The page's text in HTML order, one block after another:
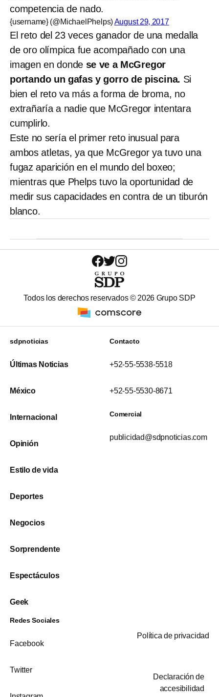
competencia de nado.
{username} (@MichaelPhelps)August 29, 2017
El reto del 23 veces ganador de una medalla
de oro olímpica fue acompañado con una
imagen en donde se ve a McGregor
portando un gafas y gorro de piscina. Si
bien el reto va más a forma de broma, no
extrañaría a nadie que McGregor intentara
cumplirlo.
Este no sería el primer reto inusual para
ambos atletas, ya que McGregor ya tuvo una
fugaz aparición en el mundo del boxeo;
mientras que Phelps tuvo la oportunidad de
medir sus capacidades en contra de un tiburón
blanco.
Todos los derechos reservados © 2026 Grupo SDP
sdpnoticias
Últimas Noticias
México
Internacional
Opinión
Estilo de vida
Deportes
Negocios
Sorprendente
Espectáculos
Geek
Contacto
+52-55-5538-5518
+52-55-5530-8671
Comercial
publicidad@sdpnoticias.com
Redes Sociales
Facebook
Twitter
Política de privacidad
Declaración de
accesibilidad